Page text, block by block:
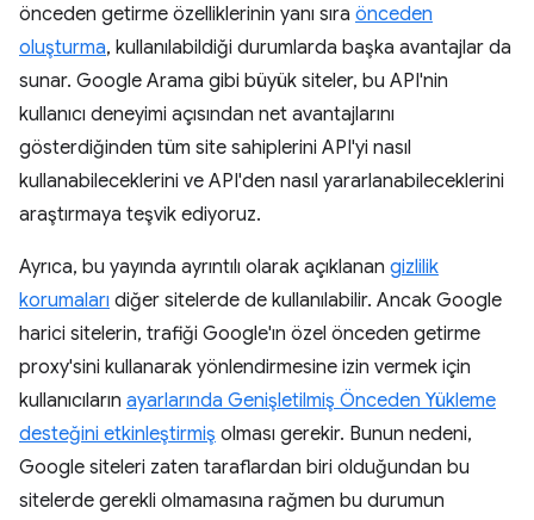
önceden getirme özelliklerinin yanı sıra önceden
oluşturma, kullanılabildiği durumlarda başka avantajlar da
sunar. Google Arama gibi büyük siteler, bu API'nin
kullanıcı deneyimi açısından net avantajlarını
gösterdiğinden tüm site sahiplerini API'yi nasıl
kullanabileceklerini ve API'den nasıl yararlanabileceklerini
araştırmaya teşvik ediyoruz.
Ayrıca, bu yayında ayrıntılı olarak açıklanan gizlilik
korumaları diğer sitelerde de kullanılabilir. Ancak Google
harici sitelerin, trafiği Google'ın özel önceden getirme
proxy'sini kullanarak yönlendirmesine izin vermek için
kullanıcıların ayarlarında Genişletilmiş Önceden Yükleme
desteğini etkinleştirmiş olması gerekir. Bunun nedeni,
Google siteleri zaten taraflardan biri olduğundan bu
sitelerde gerekli olmamasına rağmen bu durumun